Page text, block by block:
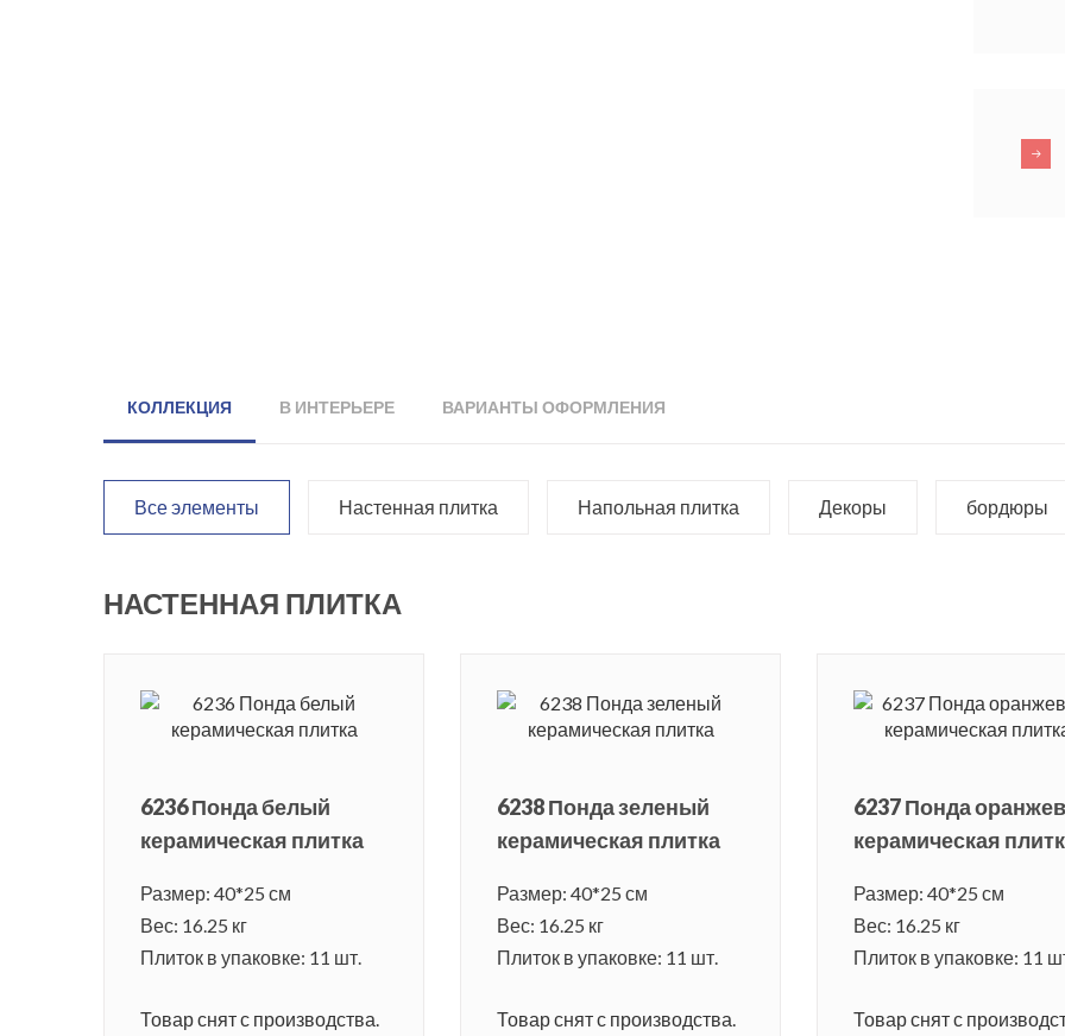
КОЛЛЕКЦИЯ В ИНТЕРЬЕРЕ ВАРИАНТЫ ОФОРМЛЕНИЯ
Все элементы Настенная плитка Напольная плитка Декоры бордюры
НАСТЕННАЯ ПЛИТКА
6236 Понда белый
керамическая плитка
Размер: 40*25 см
Вес: 16.25 кг
Плиток в упаковке: 11 шт.
Товар снят с производства.
6238 Понда зеленый
керамическая плитка
Размер: 40*25 см
Вес: 16.25 кг
Плиток в упаковке: 11 шт.
Товар снят с производства.
6237 Понда
керамическая
Размер: 40*25 см
Вес: 16.25 кг
Плиток в упаковке: 11
Товар снят с